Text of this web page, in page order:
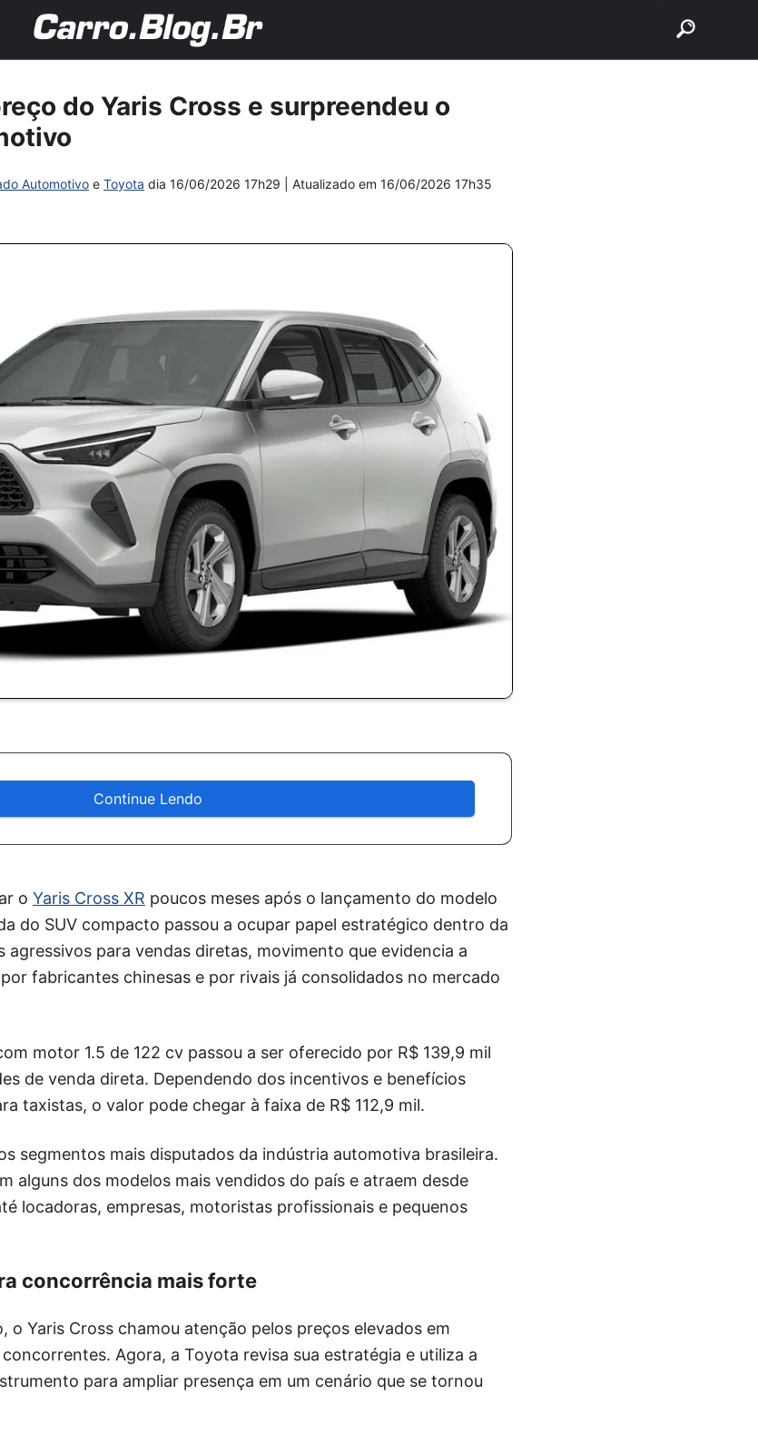
do Yaris Cross e surpreendeu o
Automotivo e Toyota dia 16/06/2026 17h29 | Atualizado em 16/06/2026 17h35
Continue Lendo
o Yaris Cross XR poucos meses após o lançamento do modelo
do SUV compacto passou a ocupar papel estratégico dentro da
agressivos para vendas diretas, movimento que evidencia a
fabricantes chinesas e por rivais já consolidados no mercado
motor 1.5 de 122 cv passou a ser oferecido por R$ 139,9 mil
de venda direta. Dependendo dos incentivos e benefícios
taxistas, o valor pode chegar à faixa de R$ 112,9 mil.
segmentos mais disputados da indústria automotiva brasileira.
alguns dos modelos mais vendidos do país e atraem desde
locadoras, empresas, motoristas profissionais e pequenos
concorrência mais forte
o Yaris Cross chamou atenção pelos preços elevados em
Agora, a Toyota revisa sua estratégia e utiliza a
para ampliar presença em um cenário que se tornou